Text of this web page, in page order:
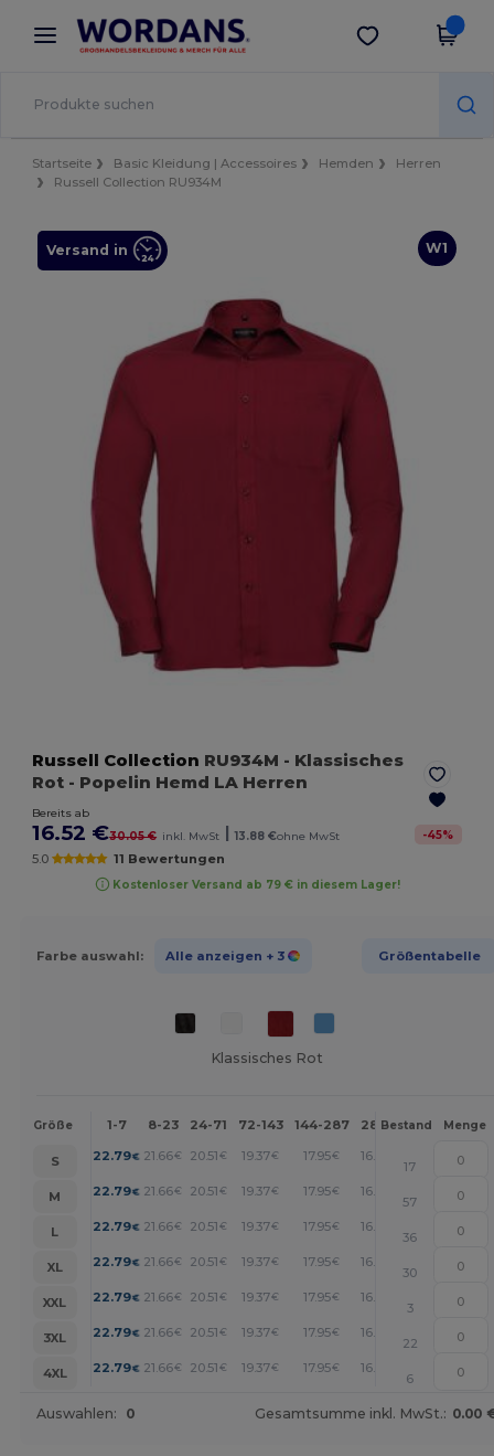
× Wordans App
Bessere Preise in der App!
App holen
Startseite Basic Kleidung | Accessoires Hemden
Herren
Russell Collection RU934M
W1
Versand in
Russell Collection RU934M - Klassisches
Rot - Popelin Hemd LA Herren
Bereits ab
16.52 €30.05 € inkl. MwSt | 13.88 €ohne MwSt -45%
5.0 11 Bewertungen
Kostenloser Versand ab 79 € in diesem Lager!
Farbe auswahl: Alle anzeigen + 3 Größentabelle
Klassisches Rot
Größe 1-7 8-23 24-71 72-143 144-287 288 + Mehr
Bestand Menge
S 22.79€ 21.66€ 20.51€ 19.37€ 17.95€ 16.52
17
M
22.79€ 21.66€ 20.51€ 19.37€ 17.95€ 16.52
57
L
22.79€ 21.66€ 20.51€ 19.37€ 17.95€ 16.52
36
XL
22.79€ 21.66€ 20.51€ 19.37€ 17.95€ 16.52
30
XXL
22.79€ 21.66€ 20.51€ 19.37€ 17.95€ 16.52
3
3XL
22.79€ 21.66€ 20.51€ 19.37€ 17.95€ 16.52
22
4XL
22.79€ 21.66€ 20.51€ 19.37€ 17.95€ 16.52
6
Auswahlen: 0 Gesamtsumme inkl. MwSt.: 0.00